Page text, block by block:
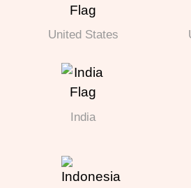
United States
India